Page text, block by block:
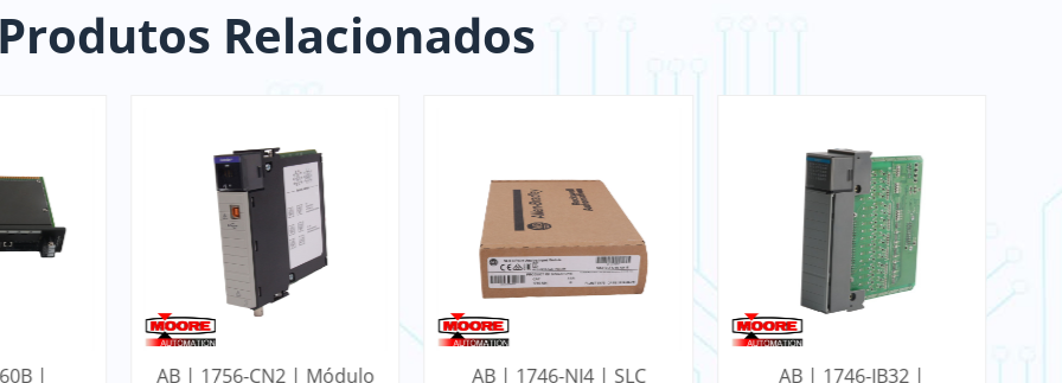
Produtos Relacionados
Módulo
AB | 1746-NI4 | SLC
AB | 1746-IB32 |
AB | 1756-BA1 | Bateria